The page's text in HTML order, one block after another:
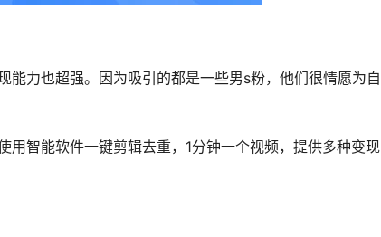
力也超强。因为吸引的都是一些男s粉，他们很情愿为自
智能软件一键剪辑去重，1分钟一个视频，提供多种变现